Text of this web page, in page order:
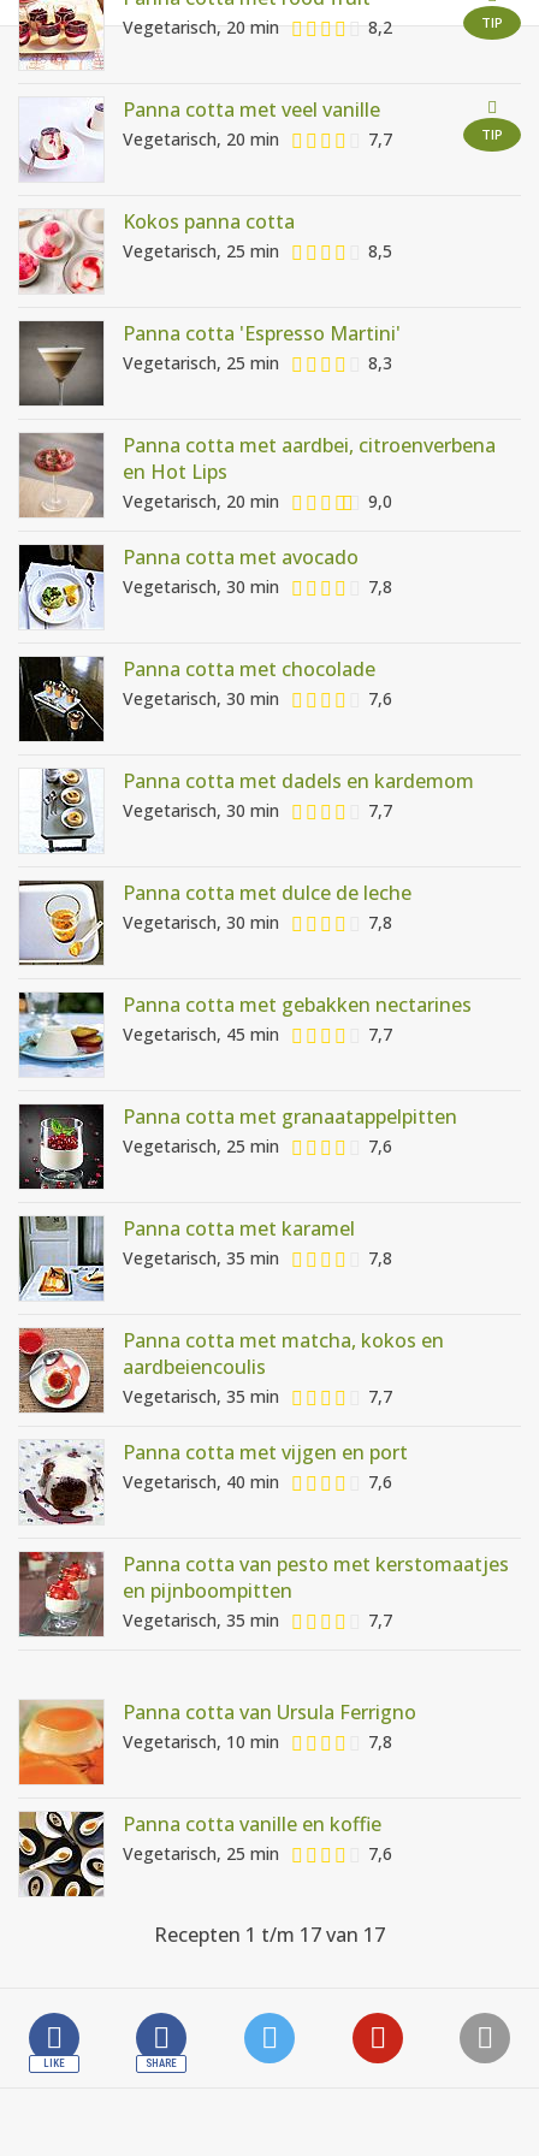
AANMELDEN
RECEPTEN
WEEKMENU'S
TIP
Vegetarisch, 20 min 8,2
TIP
Panna cotta met veel vanille
Vegetarisch, 20 min 7,7
Kokos panna cotta
Vegetarisch, 25 min 8,5
Panna cotta 'Espresso Martini'
Vegetarisch, 25 min 8,3
Panna cotta met aardbei, citroenverbena
en Hot Lips
Vegetarisch, 20 min 9,0
Panna cotta met avocado
Vegetarisch, 30 min 7,8
Panna cotta met chocolade
Vegetarisch, 30 min 7,6
Panna cotta met dadels en kardemom
Vegetarisch, 30 min 7,7
Panna cotta met dulce de leche
Vegetarisch, 30 min 7,8
Panna cotta met gebakken nectarines
Vegetarisch, 45 min 7,7
Panna cotta met granaatappelpitten
Vegetarisch, 25 min 7,6
Panna cotta met karamel
Vegetarisch, 35 min 7,8
Panna cotta met matcha, kokos en
aardbeiencoulis
Vegetarisch, 35 min 7,7
Panna cotta met vijgen en port
Vegetarisch, 40 min 7,6
Panna cotta van pesto met kerstomaatjes
en pijnboompitten
Vegetarisch, 35 min 7,7
Panna cotta van Ursula Ferrigno
Vegetarisch, 10 min 7,8
Panna cotta vanille en koffie
Vegetarisch, 25 min 7,6
Recepten 1 t/m 17 van 17